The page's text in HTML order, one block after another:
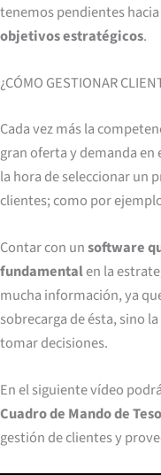
tenemos pendientes
objetivos estratégicos.
¿CÓMO GESTIONAR
Cada vez más la
gran oferta y demanda
la hora de seleccionar un
clientes; como por
Contar con unsoftware
fundamentalen la
mucha información, ya
sobrecarga de ésta, sino
tomar decisiones.
En el siguiente vídeo
Cuadro de Mando de
gestión de clientes y